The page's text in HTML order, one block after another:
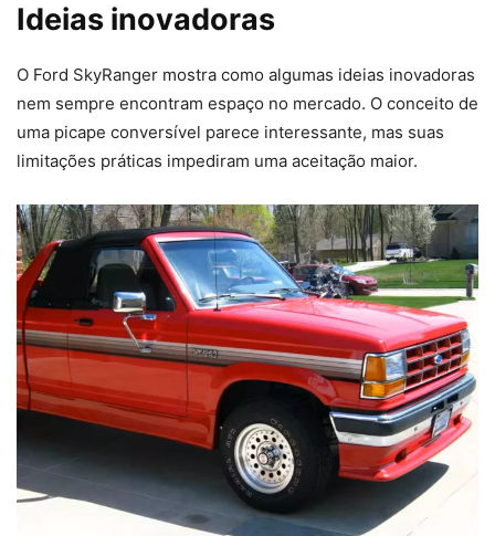
Ideias inovadoras
O Ford SkyRanger mostra como algumas ideias inovadoras
nem sempre encontram espaço no mercado. O conceito de
uma picape conversível parece interessante, mas suas
limitações práticas impediram uma aceitação maior.